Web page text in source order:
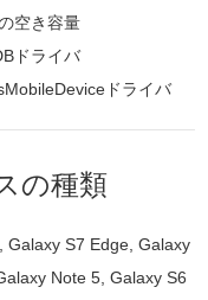
空き容量
ドライバ
ドライバ
の種類
Galaxy S7 Edge, Galaxy
Note 5, Galaxy S6